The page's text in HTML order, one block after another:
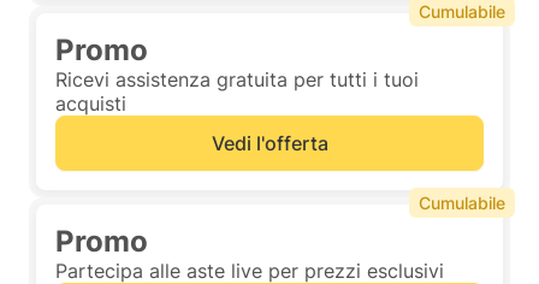
Promo
Ricevi assistenza gratuita per tutti i tuoi
acquisti
Vedi l'offerta
Cumulabile
Promo
Partecipa alle aste live per prezzi esclusivi
Cumulabile